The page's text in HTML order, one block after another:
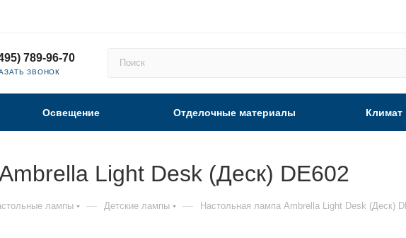
789-96-70
ЗВОНОК
Освещение Отделочные материалы Климат
Light Desk (Деск) DE602
лампы — Детские лампы — Настольная лампа Ambrella Light Desk (Деск)